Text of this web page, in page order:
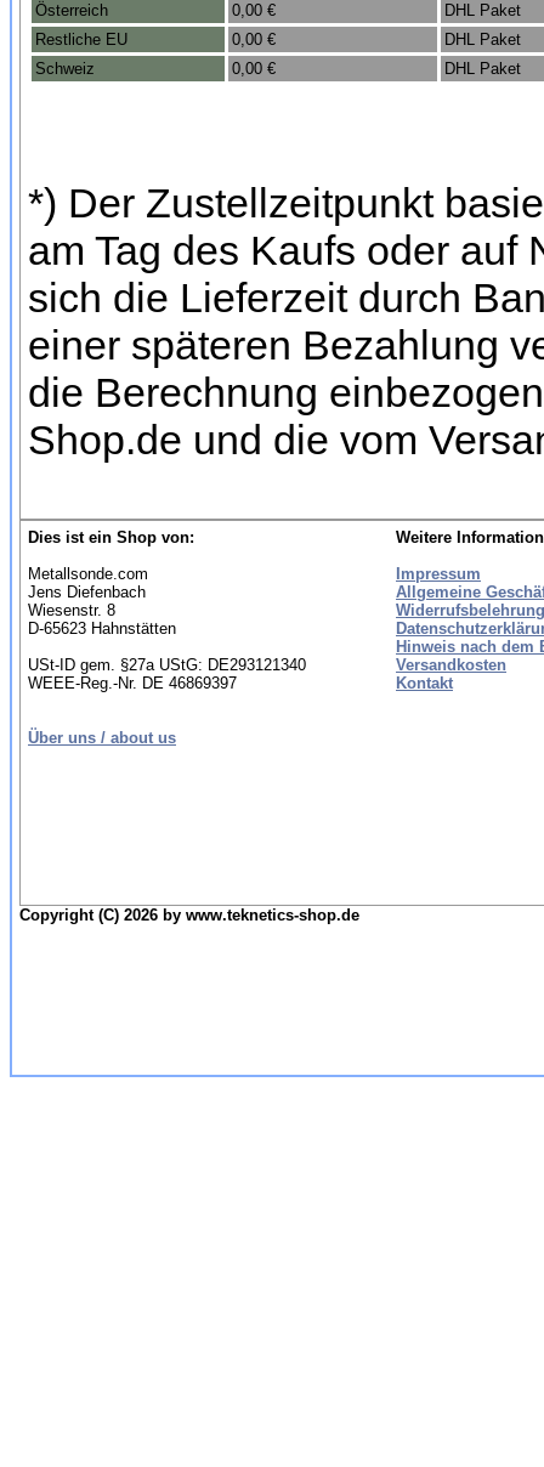
Österreich
0,00 €
DHL Paket
Restliche EU
0,00 €
DHL Paket
Schweiz
0,00 € DHL Paket
*) Der Zustellzeitpunkt
am Tag des Kaufs oder
sich die Lieferzeit durch
einer späteren Bezahlung
die Berechnung
Shop.de und die vom
Dies ist ein Shop von:
Metallsonde.com
Jens Diefenbach
Wiesenstr. 8
D-65623 Hahnstätten
USt-ID gem. §27a UStG: DE293121340
WEEE-Reg.-Nr. DE 46869397
Über uns / about us
Weitere
Impressum
Allgemeine
Hinweis nach dem
Versandkosten
Kontakt
Copyright (C) 2026 by www.teknetics-shop.de